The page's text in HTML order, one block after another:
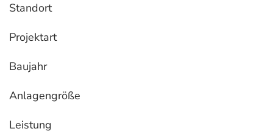
Standort
Projektart
Baujahr
Anlagengröße
Leistung